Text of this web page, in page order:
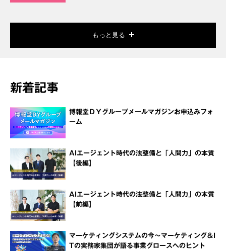
もっと見る
新着記事
博報堂ＤＹグループメールマガジンお申込みフォ
ーム
AIエージェント時代の法整備と「人間力」の本質
【後編】
AIエージェント時代の法整備と「人間力」の本質
【前編】
マーケティングシステムの今～マーケティング＆I
Tの実務家集団が語る事業グロースへのヒント